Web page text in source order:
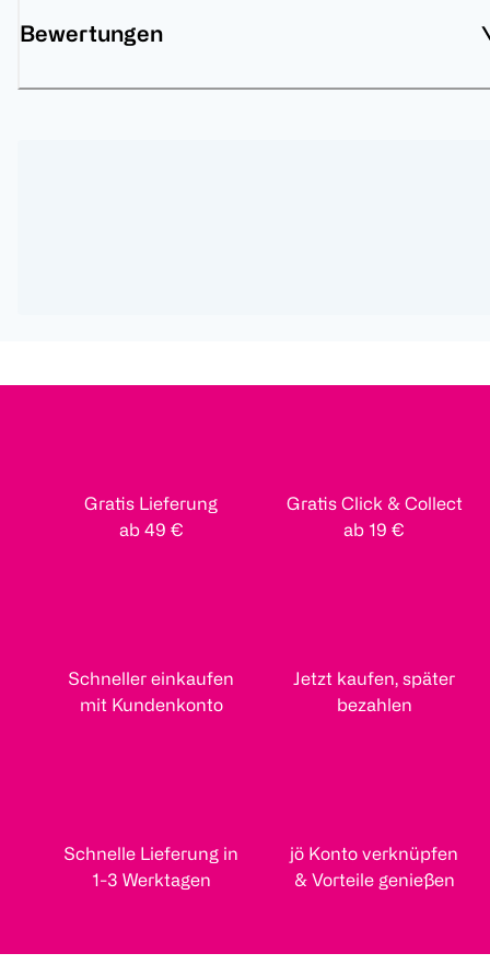
Bewertungen
Gratis Lieferung
ab 49 €
Gratis Click & Collect
ab 19 €
Schneller einkaufen
mit Kundenkonto
Jetzt kaufen, später
bezahlen
Schnelle Lieferung in
1-3 Werktagen
jö Konto verknüpfen
& Vorteile genießen